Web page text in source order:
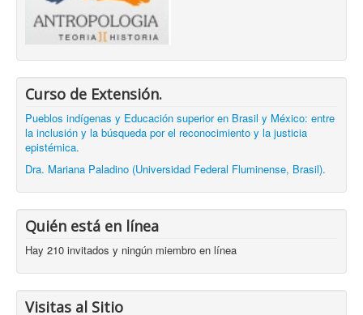
Curso de Extensión.
Pueblos indígenas y Educación superior en Brasil y México: entre
la inclusión y la búsqueda por el reconocimiento y la justicia
epistémica.
Dra. Mariana Paladino (Universidad Federal Fluminense, Brasil).
Quién está en línea
Hay 210 invitados y ningún miembro en línea
Visitas al Sitio